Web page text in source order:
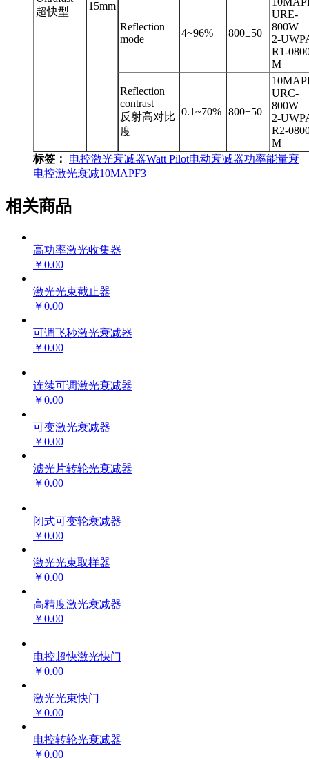
超快型
15mm
Reflection
mode
4~96% 800±50
URE-
800W
2-
R1-
M
Reflection
contrast
反射高对比
度
0.1~70% 800±50
URC-
800W
2-
R2-
M
标签：
电控激光衰减器Watt Pilot电动衰减器功率能量衰
电控激光衰减10MAPF3
相关商品
高功率激光收集器
￥0.00
激光光束截止器
￥0.00
可调飞秒激光衰减器
￥0.00
连续可调激光衰减器
￥0.00
可变激光衰减器
￥0.00
滤光片转轮光衰减器
￥0.00
闭式可变轮衰减器
￥0.00
激光光束取样器
￥0.00
高精度激光衰减器
￥0.00
电控超快激光快门
￥0.00
激光光束快门
￥0.00
电控转轮光衰减器
￥0.00